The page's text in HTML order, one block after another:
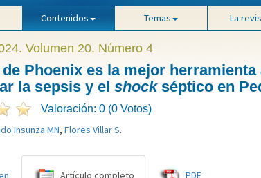
Contenidos Temas La
Volumen 20. Número 4
de Phoenix es la mejor
la sepsis y el shockséptico en
Valoración: 0 (0 Votos)
Insunza MN, Flores Villar S.